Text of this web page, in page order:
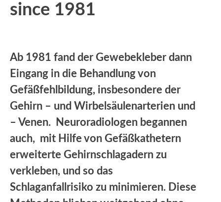
since 1981
Ab 1981 fand der Gewebekleber dann
Eingang in die Behandlung von
Gefäßfehlbildung, insbesondere der
Gehirn – und Wirbelsäulenarterien und
– Venen. Neuroradiologen begannen
auch, mit Hilfe von Gefäßkathetern
erweiterte Gehirnschlagadern zu
verkleben, und so das
Schlaganfallrisiko zu minimieren. Diese